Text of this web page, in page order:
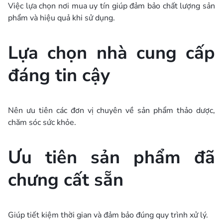
Việc lựa chọn nơi mua uy tín giúp đảm bảo chất lượng sản
phẩm và hiệu quả khi sử dụng.
Lựa chọn nhà cung cấp
đáng tin cậy
Nên ưu tiên các đơn vị chuyên về sản phẩm thảo dược,
chăm sóc sức khỏe.
Ưu tiên sản phẩm đã
chưng cất sẵn
Giúp tiết kiệm thời gian và đảm bảo đúng quy trình xử lý.